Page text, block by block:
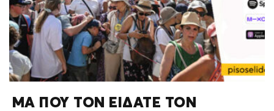
ΜΑ ΠΟΥ ΤΟΝ ΕΙΔΑΤΕ ΤΟΝ